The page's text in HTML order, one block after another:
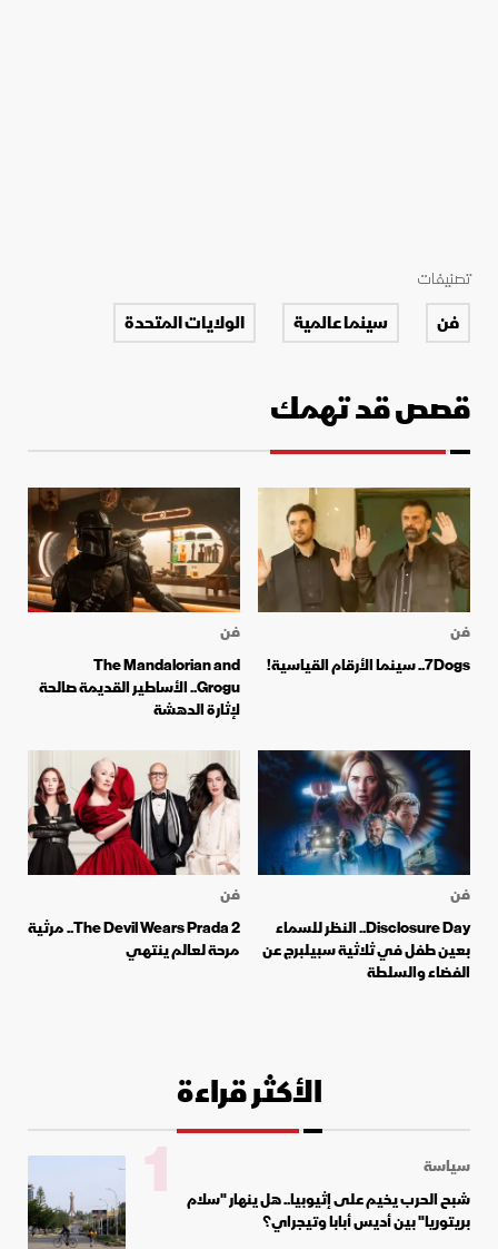
تصنيفات
فن سينما عالمية الولايات المتحدة
قصص قد تهمك
فن
7Dogs.. سينما الأرقام القياسية!
فن
The Mandalorian and
Grogu.. الأساطير القديمة صالحة
لإثارة الدهشة
فن
Disclosure Day.. النظر للسماء
بعين طفل في ثلاثية سبيلبرج عن
الفضاء والسلطة
فن
The Devil Wears Prada 2.. مرثية
مرحة لعالم ينتهي
الأكثر قراءة
سياسة
شبح الحرب يخيم على إثيوبيا.. هل ينهار "سلام
بريتوريا" بين أديس أبابا وتيجراي؟
1